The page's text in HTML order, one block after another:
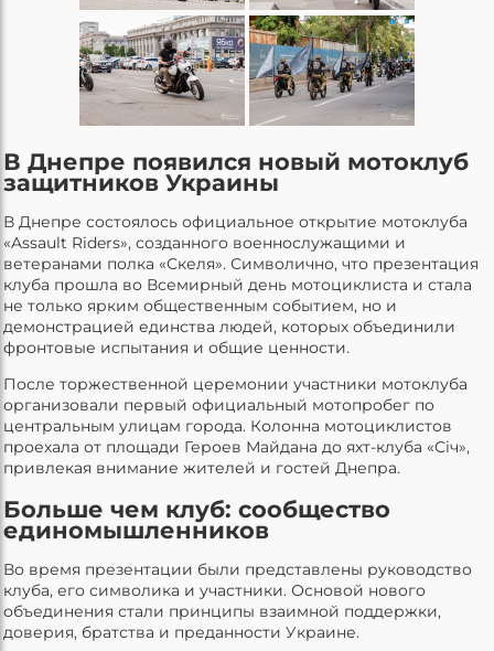
В Днепре появился новый мотоклуб
защитников Украины
В Днепре состоялось официальное открытие мотоклуба
«Assault Riders», созданного военнослужащими и
ветеранами полка «Скеля». Символично, что презентация
клуба прошла во Всемирный день мотоциклиста и стала
не только ярким общественным событием, но и
демонстрацией единства людей, которых объединили
фронтовые испытания и общие ценности.
После торжественной церемонии участники мотоклуба
организовали первый официальный мотопробег по
центральным улицам города. Колонна мотоциклистов
проехала от площади Героев Майдана до яхт-клуба «Січ»,
привлекая внимание жителей и гостей Днепра.
Больше чем клуб: сообщество
единомышленников
Во время презентации были представлены руководство
клуба, его символика и участники. Основой нового
объединения стали принципы взаимной поддержки,
доверия, братства и преданности Украине.